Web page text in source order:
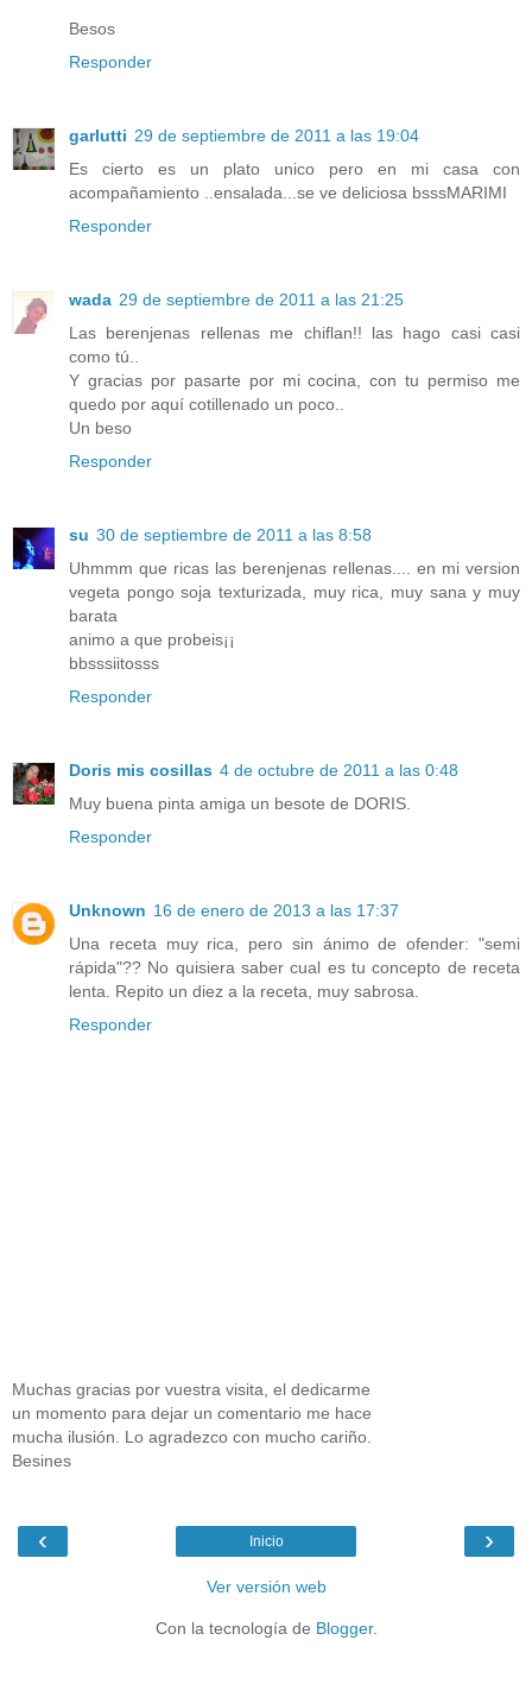
Besos
Responder
garlutti 29 de septiembre de 2011 a las 19:04
Es cierto es un plato unico pero en mi casa con
acompañamiento ..ensalada...se ve deliciosa bsssMARIMI
Responder
wada 29 de septiembre de 2011 a las 21:25
Las berenjenas rellenas me chiflan!! las hago casi casi
como tú..
Y gracias por pasarte por mi cocina, con tu permiso me
quedo por aquí cotillenado un poco..
Un beso
Responder
su 30 de septiembre de 2011 a las 8:58
Uhmmm que ricas las berenjenas rellenas.... en mi version
vegeta pongo soja texturizada, muy rica, muy sana y muy
barata
animo a que probeis¡¡
bbsssiitosss
Responder
Doris mis cosillas 4 de octubre de 2011 a las 0:48
Muy buena pinta amiga un besote de DORIS.
Responder
Unknown 16 de enero de 2013 a las 17:37
Una receta muy rica, pero sin ánimo de ofender: "semi
rápida"?? No quisiera saber cual es tu concepto de receta
lenta. Repito un diez a la receta, muy sabrosa.
Responder
Muchas gracias por vuestra visita, el dedicarme
un momento para dejar un comentario me hace
mucha ilusión. Lo agradezco con mucho cariño.
Besines
‹ ›
Inicio
Ver versión web
Con la tecnología de Blogger.